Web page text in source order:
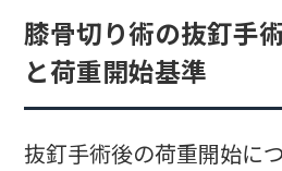
膝骨切り術の抜釘手
と荷重開始基準
抜釘手術後の荷重開始に